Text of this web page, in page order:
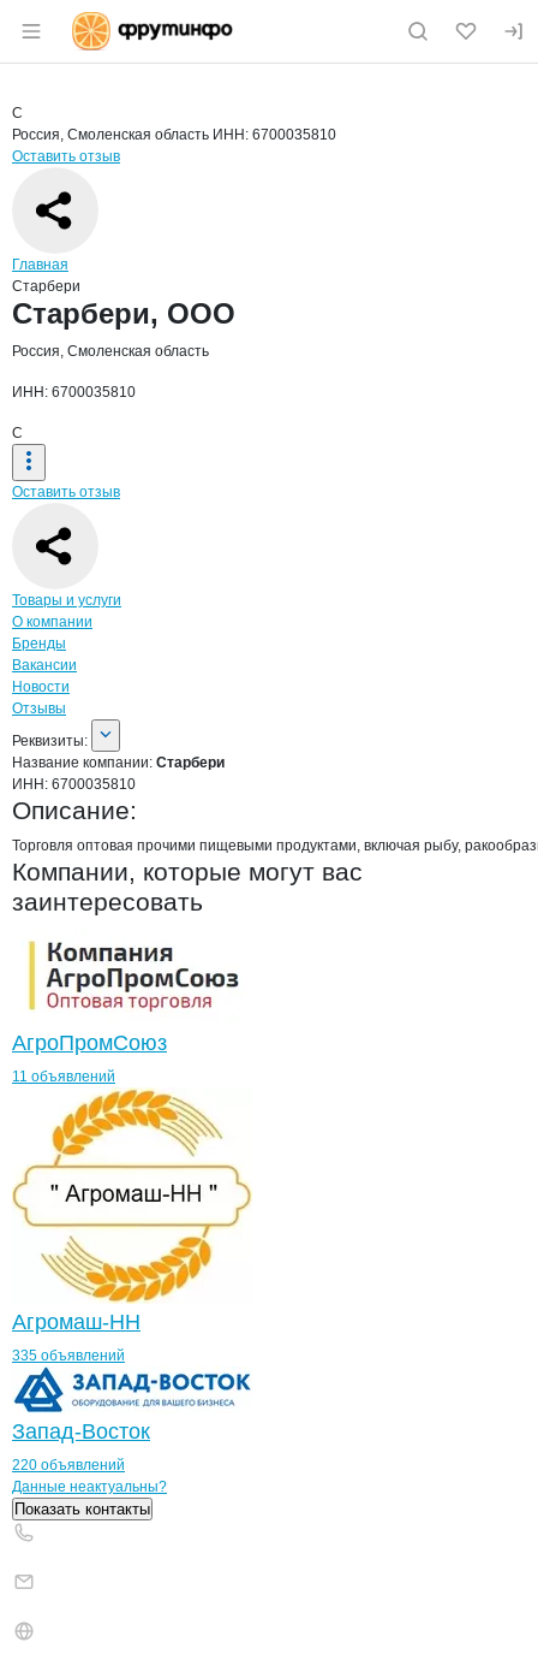
Раздел навигации по сайту fruitinfo.ru
Страница компании
Страница компании
Краткая информация о компании
С
Россия, Смоленская область ИНН: 6700035810
Оставить отзыв
Навигация по сайту
Главная
Старбери
Основная информация о компании
Старбери, ООО
Россия, Смоленская область
ИНН: 6700035810
С
Оставить отзыв
Навигация по странице
Товары и услуги
О компании
Бренды
Вакансии
Новости
Отзывы
О компании
Реквизиты
Реквизиты:
Название компании: Старбери
ИНН: 6700035810
Описание:
Торговля оптовая прочими пищевыми продуктами, включая рыбу,
Компании, которые могут вас
заинтересовать
АгроПромСоюз
11 объявлений
Агромаш-НН
335 объявлений
Запад-Восток
220 объявлений
Контактыкомпании
+7(800)000-00-..
Данные неактуальны?
Показать контакты